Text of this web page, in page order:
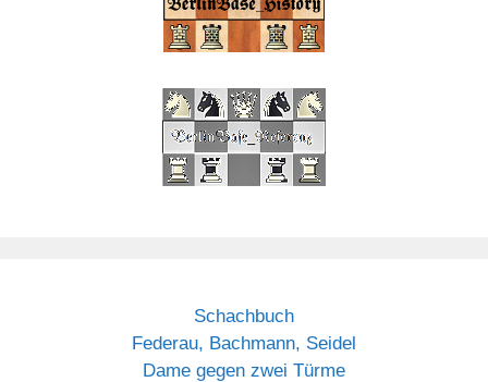
Schachbuch
Federau, Bachmann, Seidel
Dame gegen zwei Türme